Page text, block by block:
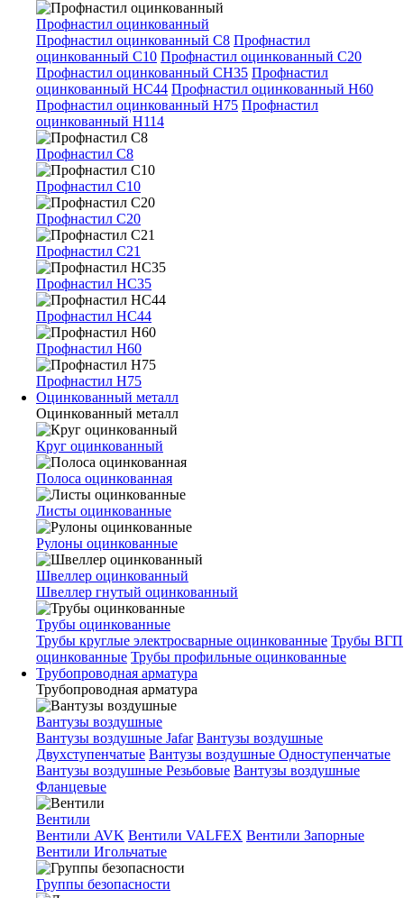
Профнастил оцинкованный
Профнастил оцинкованный С8 Профнастил
оцинкованный С10 Профнастил оцинкованный С20
Профнастил оцинкованный СН35 Профнастил
оцинкованный НС44 Профнастил оцинкованный Н60
Профнастил оцинкованный Н75 Профнастил
оцинкованный Н114
Профнастил С8
Профнастил С10
Профнастил С20
Профнастил С21
Профнастил НС35
Профнастил НС44
Профнастил Н60
Профнастил Н75
Оцинкованный металл
Оцинкованный металл
Круг оцинкованный
Полоса оцинкованная
Листы оцинкованные
Рулоны оцинкованные
Швеллер оцинкованный
Швеллер гнутый оцинкованный
Трубы оцинкованные
Трубы круглые электросварные оцинкованные Трубы ВГП
оцинкованные Трубы профильные оцинкованные
Трубопроводная арматура
Трубопроводная арматура
Вантузы воздушные
Вантузы воздушные Jafar Вантузы воздушные
Двухступенчатые Вантузы воздушные Одноступенчатые
Вантузы воздушные Резьбовые Вантузы воздушные
Фланцевые
Вентили
Вентили AVK Вентили VALFEX Вентили Запорные
Вентили Игольчатые
Группы безопасности